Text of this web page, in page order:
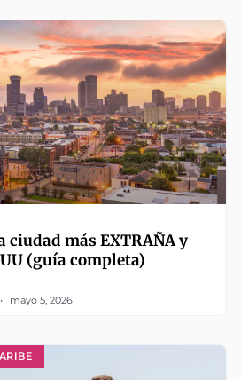
ciudad más EXTRAÑA y
(guía completa)
mayo 5, 2026